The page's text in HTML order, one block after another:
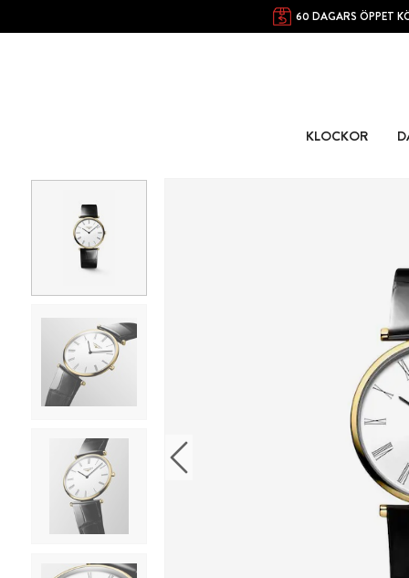
60 DAGARS ÖPPET
KLOCKOR